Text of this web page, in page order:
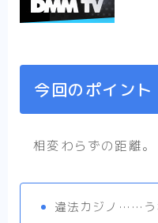
今回のポイント
相変わらずの距離。
違法カジノ……う